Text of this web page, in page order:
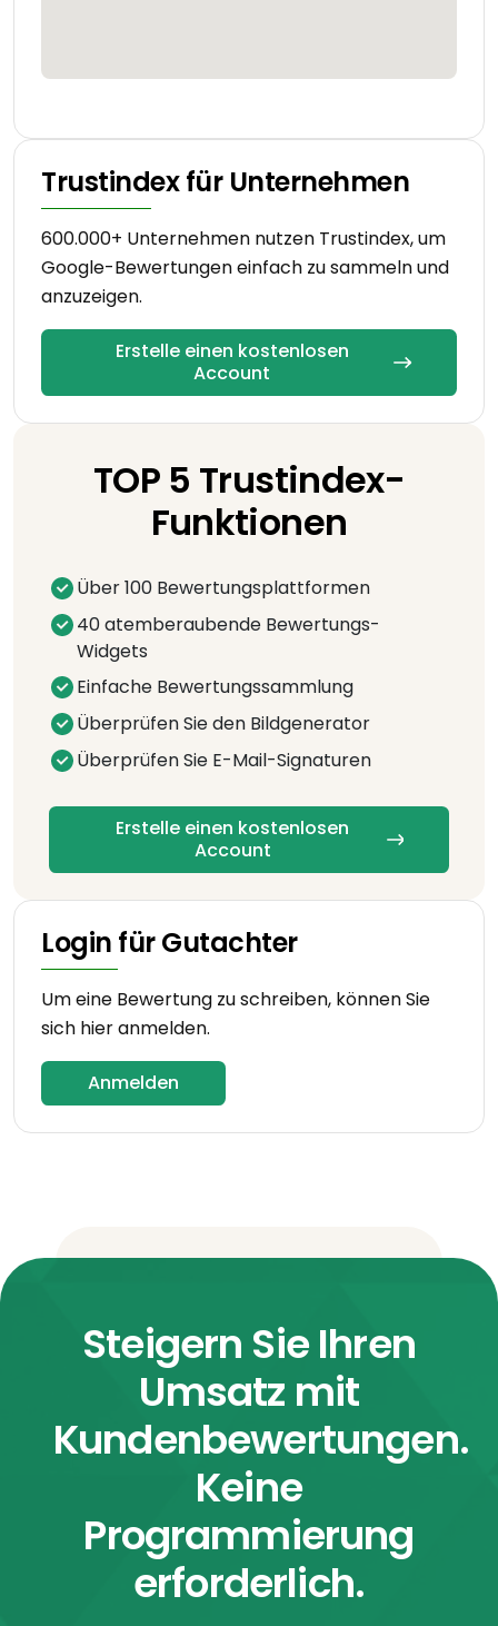
Trustindex für Unternehmen
600.000+ Unternehmen nutzen Trustindex, um
Google-Bewertungen einfach zu sammeln und
anzuzeigen.
Erstelle einen kostenlosen
Account
TOP 5 Trustindex-
Funktionen
Über 100 Bewertungsplattformen
40 atemberaubende Bewertungs-
Widgets
Einfache Bewertungssammlung
Überprüfen Sie den Bildgenerator
Überprüfen Sie E-Mail-Signaturen
Erstelle einen kostenlosen
Account
Login für Gutachter
Um eine Bewertung zu schreiben, können Sie
sich hier anmelden.
Anmelden
Steigern Sie Ihren
Umsatz mit
Kundenbewertungen.
Keine
Programmierung
erforderlich.